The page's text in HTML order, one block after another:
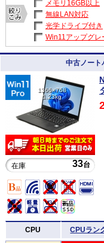
メモリ16GB以上
無線LAN対応
光学ドライブ付き
Win11アップグレ
中古ノー
1366×768
1.23kg
在庫 33台
CPU CPUラン